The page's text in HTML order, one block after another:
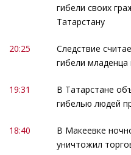
гибели своих
Татарстану
20:25
Следствие
гибели младенца
19:31
В Татарстане
гибелью людей
18:40
В Макеевке
уничтожил